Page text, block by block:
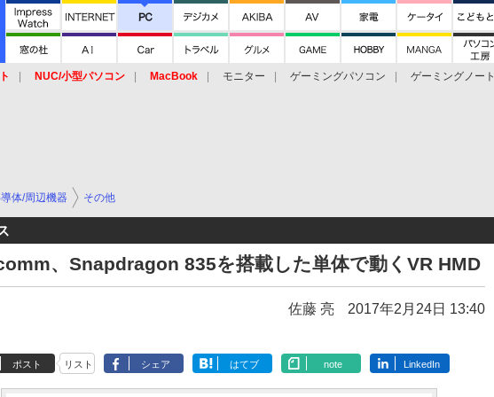
NUC/小型パソコン MacBook モニター ゲーミングパソコン ゲーミングノート
体/周辺機器 その他
、Snapdragon 835を搭載した単体で動くVR HMD
佐藤 亮 2017年2月24日 13:40
ポスト リスト シェア はてブ note LinkedIn